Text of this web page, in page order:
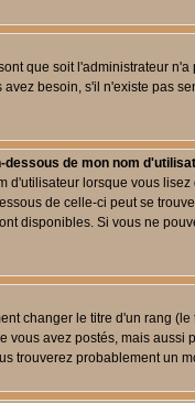
que soit l'administrateur
besoin, s'il n'existe pas
de mon nom
d'utilisateur lorsque vous
de celle-ci peut se
disponibles. Si vous ne
changer le titre d'un rang
vous avez postés, mais
trouverez probablement un